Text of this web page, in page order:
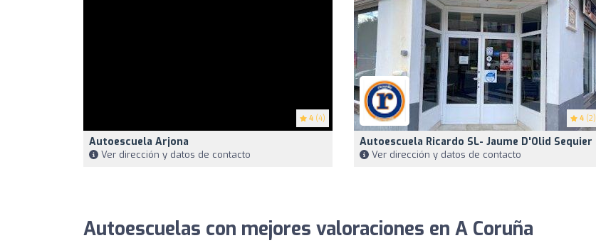
4 (4)
Autoescuela Arjona
Ver dirección y datos de contacto
4 (2)
Autoescuela Ricardo SL- Jaume D'Olid Sequier
Ver dirección y datos de contacto
Autoescuelas con mejores valoraciones en A Coruña